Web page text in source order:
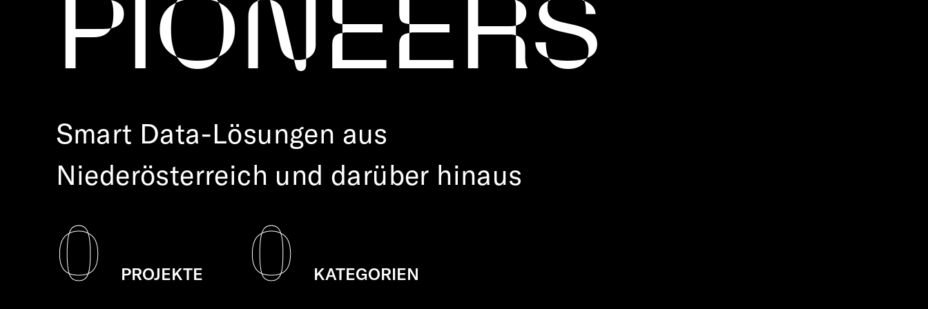
PIONEERS
Smart Data-Lösungen aus
Niederösterreich und darüber hinaus
0 PROJEKTE 0 KATEGORIEN